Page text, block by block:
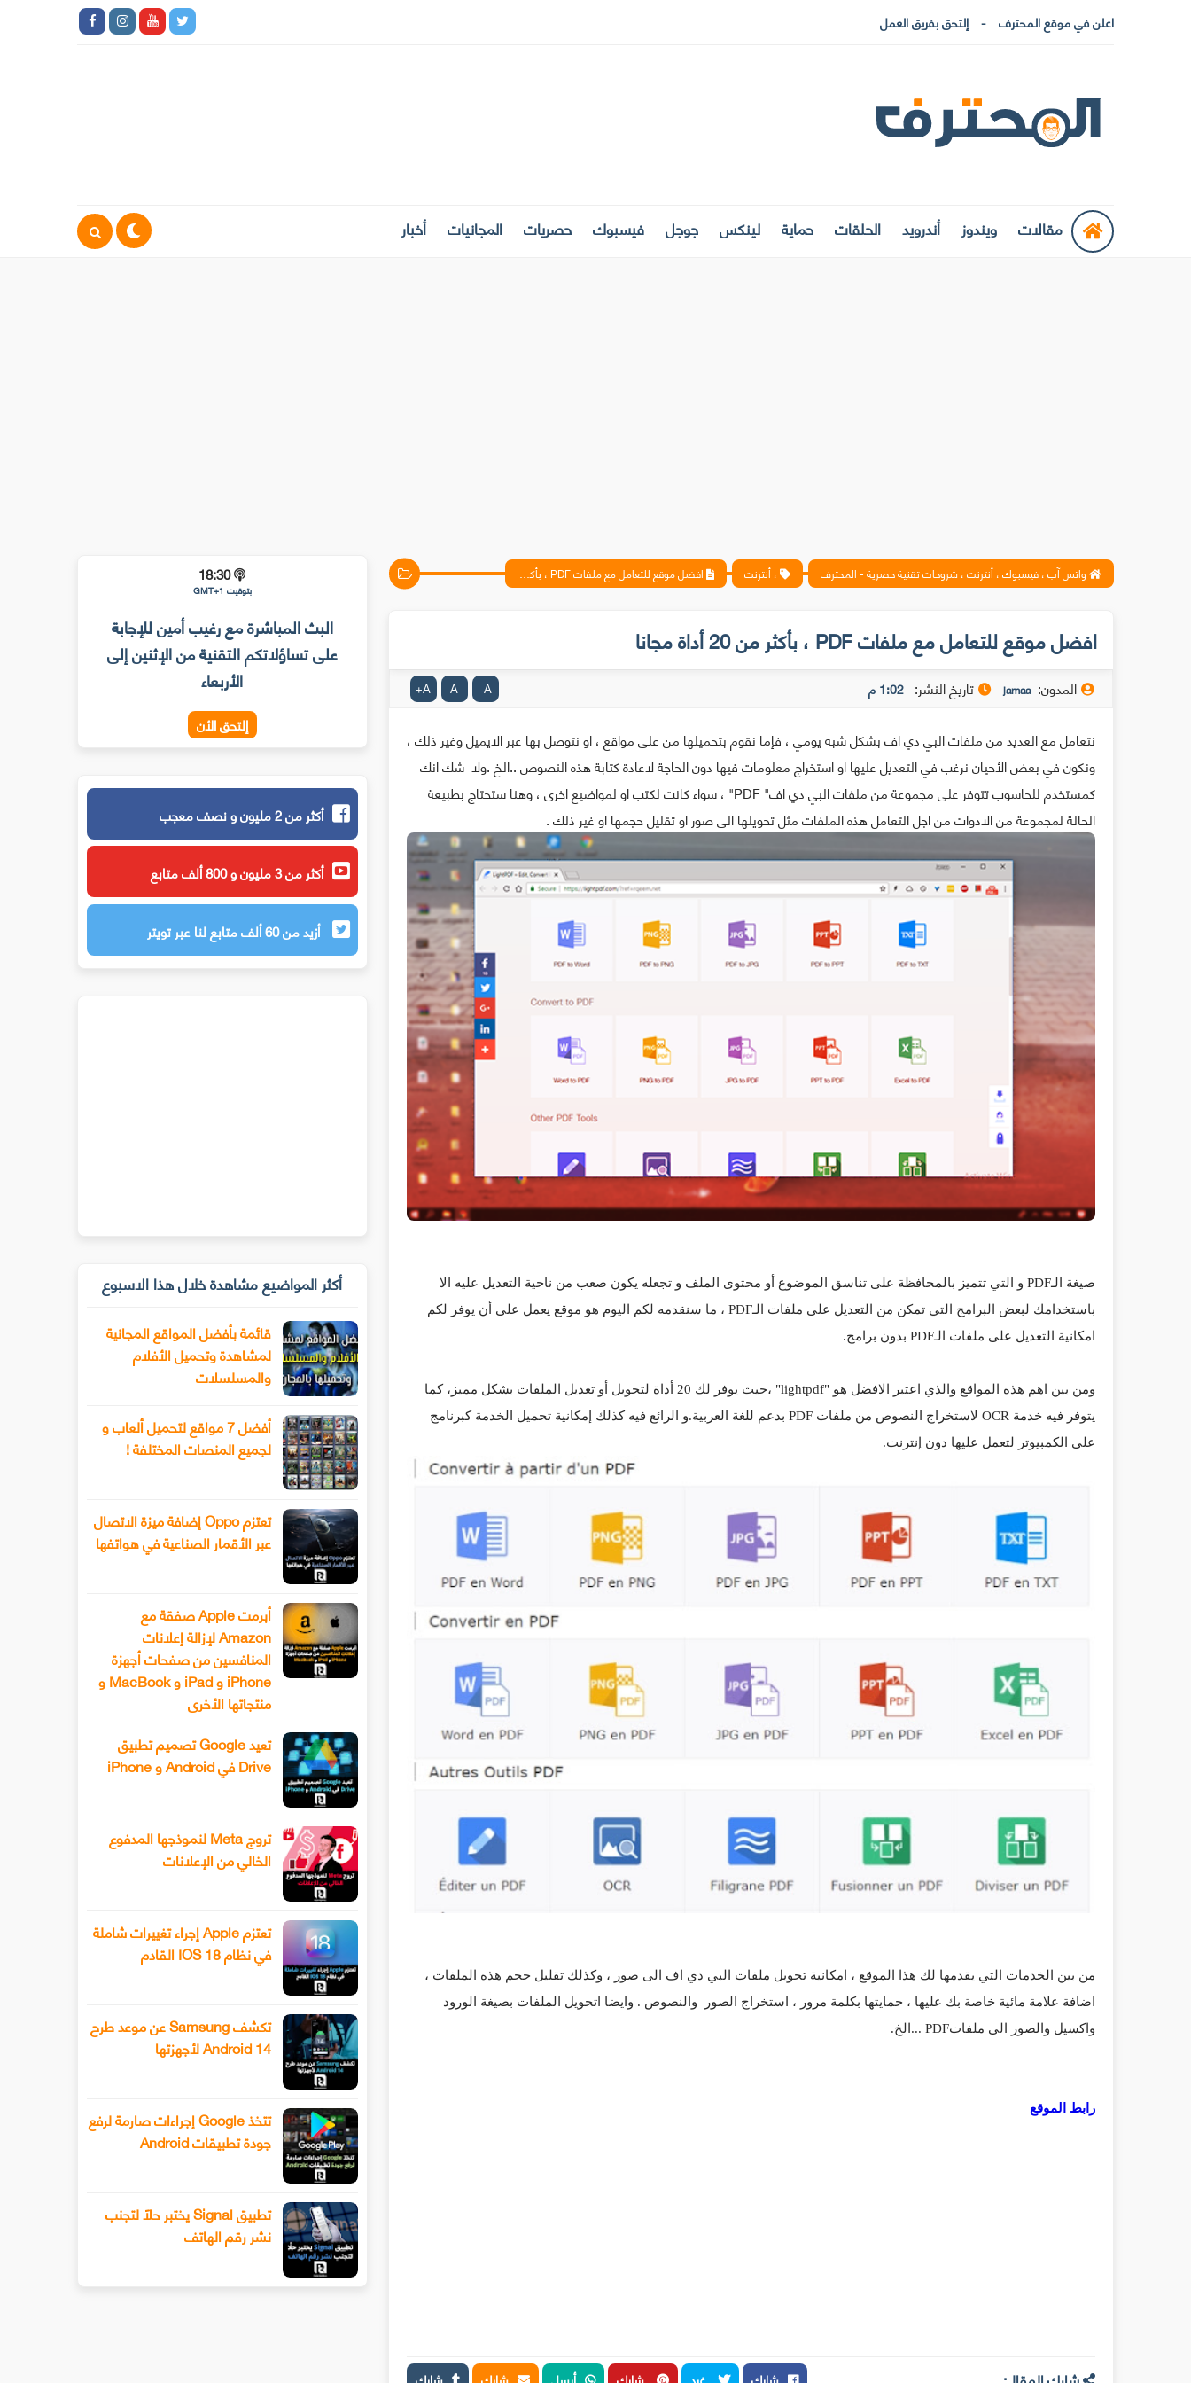
اعلن في موقع المحترف إلتحق بفريق العمل
مقالات ويندوز أندرويد الحلقات حماية لينكس جوجل فيسبوك حصريات المجانيات أخبار
واتس آب ، فيسبوك ، أنترنت ، شروحات تقنية حصرية - المحترف ، أنترنت افضل موقع للتعامل مع ملفات PDF ، بأكثر من 20 أداة مجانا
افضل موقع للتعامل مع ملفات PDF ، بأكثر من 20 أداة مجانا
المدون: jamaa تاريخ النشر: 1:02 م A
-
A
A
+
نتعامل مع العديد من ملفات البي دي اف بشكل شبه يومي ، فإما نقوم بتحميلها من على مواقع ، او نتوصل بها عبر الايميل وغير ذلك ،
ونكون في بعض الأحيان نرغب في التعديل عليها او استخراج معلومات فيها دون الحاجة لاعادة كتابة هذه النصوص ..الخ .ولا شك انك
كمستخدم للحاسوب تتوفر على مجموعة من ملفات البي دي اف" PDF" ، سواء كانت لكتب او لمواضيع اخرى ، وهنا ستحتاج بطبيعة
الحالة لمجموعة من الادوات من اجل التعامل هذه الملفات مثل تحويلها الى صور او تقليل حجمها او غير ذلك .
صيغة الـPDF و التي تتميز بالمحافظة على تناسق الموضوع أو محتوى الملف و تجعله يكون صعب من ناحية التعديل عليه الا
باستخدامك لبعض البرامج التي تمكن من التعديل على ملفات الـPDF ، ما سنقدمه لكم اليوم هو موقع يعمل على أن يوفر لكم
امكانية التعديل على ملفات الـPDF بدون برامج.
ومن بين اهم هذه المواقع والذي اعتبر الافضل هو "lightpdf" ،
حيث يوفر لك 20 أداة لتحويل أو تعديل الملفات بشكل مميز، كما
يتوفر فيه خدمة OCR لاستخراج النصوص من ملفات PDF بدعم للغة العربية.
و الرائع فيه كذلك إمكانية تحميل الخدمة كبرنامج
على الكمبيوتر لتعمل عليها دون إنترنت.
من بين الخدمات التي يقدمها لك هذا الموقع ، امكانية تحويل ملفات البي دي اف الى صور ، وكذلك تقليل حجم هذه الملفات ،
اضافة علامة مائية خاصة بك عليها ، حمايتها بكلمة مرور ، استخراج الصور والنصوص . وايضا اتحويل الملفات بصيغة الورود
واكسيل والصور الى ملفاتPDF ...الخ.
رابط الموقع
18:30
بتوقيت GMT+1
البث المباشرة مع رغيب أمين للإجابة
على تساؤلاتكم التقنية من الإثنين إلى
الأربعاء
إلتحق الأن
أكثر من 2 مليون و نصف معجب
أكثر من 3 مليون و 800 ألف متابع
أزيد من 60 ألف متابع لنا عبر تويتر
أكثر المواضيع مشاهدة خلال هذا الاسبوع
قائمة بأفضل المواقع المجانية
لمشاهدة وتحميل الأفلام
والمسلسلات
أفضل 7 مواقع لتحميل ألعاب و
لجميع المنصات المختلفة !
تعتزم Oppo إضافة ميزة الاتصال
عبر الأقمار الصناعية في هواتفها
أبرمت Apple صفقة مع
Amazon لإزالة إعلانات
المنافسين من صفحات أجهزة
iPhone و iPad و MacBook و
منتجاتها الأخرى
تعيد Google تصميم تطبيق
Drive في Android و iPhone
تروج Meta لنموذجها المدفوع
الخالي من الإعلانات
تعتزم Apple إجراء تغييرات شاملة
في نظام IOS 18 القادم
تكشف Samsung عن موعد طرح
Android 14 لأجهزتها
تتخذ Google إجراءات صارمة لرفع
جودة تطبيقات Android
تطبيق Signal يختبر حلًا لتجنب
نشر رقم الهاتف